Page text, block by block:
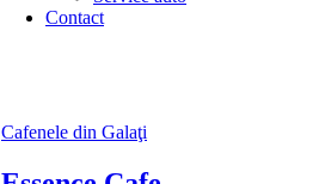
Contact
Cafenele din Galaţi